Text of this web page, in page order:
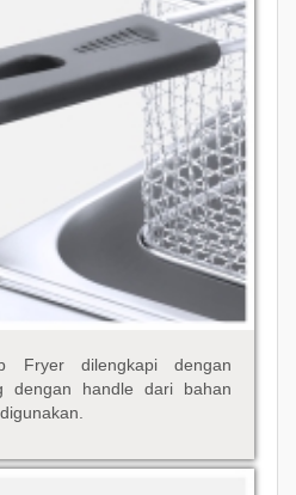
Fryer dilengkapi dengan
dengan handle dari bahan